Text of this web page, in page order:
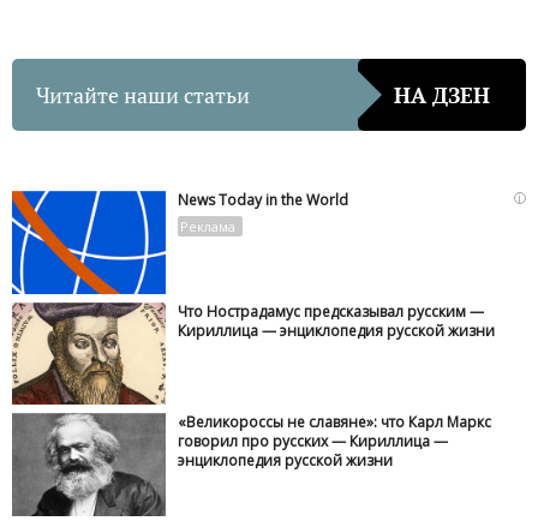
Читайте наши статьи НА ДЗЕН
i
News Today in the World
Что Нострадамус предсказывал русским —
Кириллица — энциклопедия русской жизни
«Великороссы не славяне»: что Карл Маркс
говорил про русских — Кириллица —
энциклопедия русской жизни